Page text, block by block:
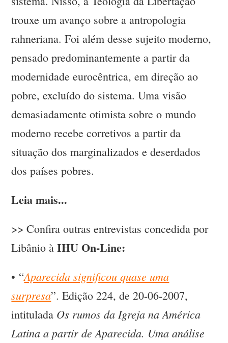
trouxe um avanço sobre a antropologia
rahneriana. Foi além desse sujeito moderno,
pensado predominantemente a partir da
modernidade eurocêntrica, em direção ao
pobre, excluído do sistema. Uma visão
demasiadamente otimista sobre o mundo
moderno recebe corretivos a partir da
situação dos marginalizados e deserdados
dos países pobres.
Leia mais...
>> Confira outras entrevistas concedida por
Libânio àIHU On-Line:
• “Aparecida significou quase uma
surpresa”. Edição 224, de 20-06-2007,
intitulada Os rumos da Igreja na América
Latina a partir de Aparecida. Uma análise